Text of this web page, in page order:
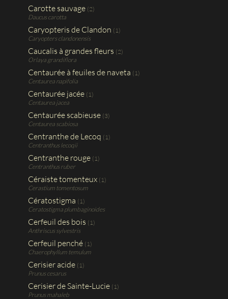
Carotte sauvage (2)
Daucus carotta
Caryopteris de Clandon (1)
Caryopters clandonensis
Caucalis à grandes fleurs (2)
Orlaya grandiflora
Centaurée à feuiles de naveta (1)
Centaurea napifolia
Centaurée jacée (1)
Centaurea jacea
Centaurée scabieuse (3)
Centaurea scabiosa
Centranthe de Lecoq (1)
Centranthus lecoqii
Centranthe rouge (1)
Centranthus ruber
Céraiste tomenteux (1)
Cerastium tomentosum
Cératostigma (1)
Ceratostigma plumbaginoides
Cerfeuil des bois (1)
Anthriscus sylvestris
Cerfeuil penché (1)
Chaerophyllum temulum
Cerisier acide (1)
Prunus cesarus
Cerisier de Sainte-Lucie (1)
Prunus mahaleb